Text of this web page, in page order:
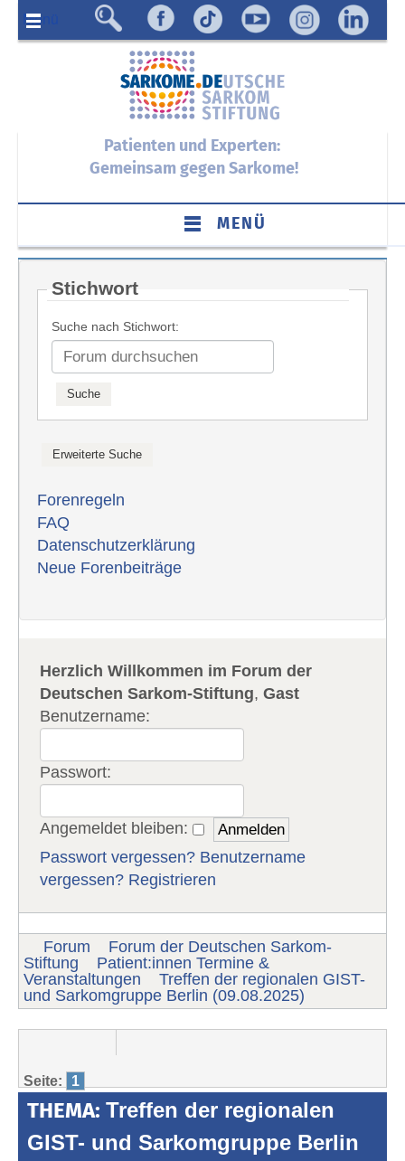
Menü
Patienten und Experten:
Gemeinsam gegen Sarkome!
MENÜ
Stichwort
Suche nach Stichwort:
Forenregeln
FAQ
Datenschutzerklärung
Neue Forenbeiträge
Herzlich Willkommen im Forum der
Deutschen Sarkom-Stiftung,Gast
Benutzername:
Passwort:
Angemeldet bleiben:
Passwort vergessen? Benutzername
vergessen? Registrieren
Forum
Forum der Deutschen Sarkom-
Stiftung
Patient:innen Termine &
Veranstaltungen
Treffen der regionalen GIST-
und Sarkomgruppe Berlin (09.08.2025)
Seite: 1
THEMA: Treffen der regionalen
GIST- und Sarkomgruppe Berlin